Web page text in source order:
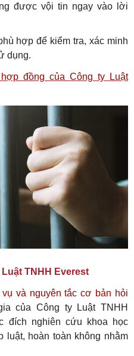
được vội tin ngay vào lời
hợp để kiểm tra, xác minh
dụng.
đồng của Công ty Luật
TNHH Everest
vụ và nguyên tắc cơ bản hỏi
của Công ty Luật TNHH
đích nghiên cứu khoa học
luật, hoàn toàn không nhằm